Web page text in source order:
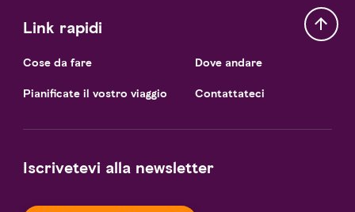
Link rapidi
Cose da fare
Pianificate il vostro viaggio
Dove andare
Contattateci
Iscrivetevi alla newsletter